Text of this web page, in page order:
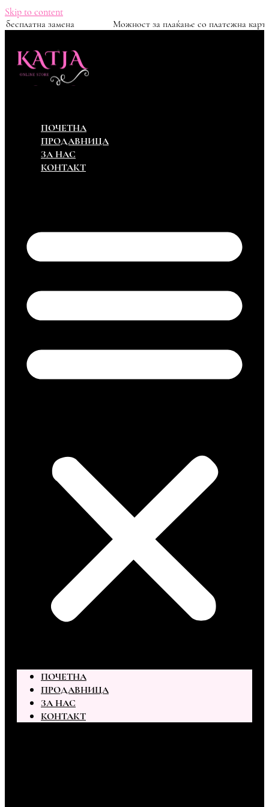
Skip to content
Можност за бесплатна замена
Можност за
ПОЧЕТНА
ПРОДАВНИЦА
ЗА НАС
КОНТАКТ
ПОЧЕТНА
ПРОДАВНИЦА
ЗА НАС
КОНТАКТ